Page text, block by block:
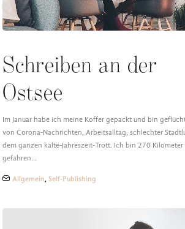
Schreiben an der
Ostsee
Im Januar habe ich meine Koffer gepackt und bin
von Corona-Nachrichten, Arbeitsalltag, schlechter
dem ganzen kalte-Jahreszeit-Trott. Ich bin 270
gefahren…
Allgemein, Self-Publishing